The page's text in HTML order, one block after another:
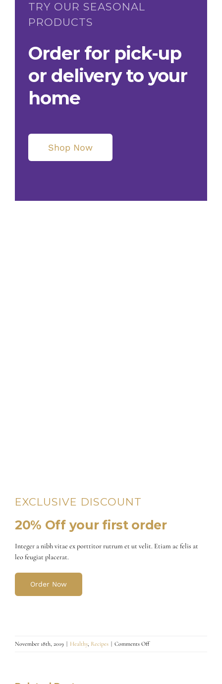
TRY OUR SEASONAL
PRODUCTS
Order for pick-up
or delivery to your
home
Shop Now
EXCLUSIVE DISCOUNT
20% Off your first order
Integer a nibh vitae ex porttitor rutrum et ut velit. Etiam ac felis at
leo feugiat placerat.
Order Now
November 18th, 2019 | Healthy, Recipes | Comments Offon